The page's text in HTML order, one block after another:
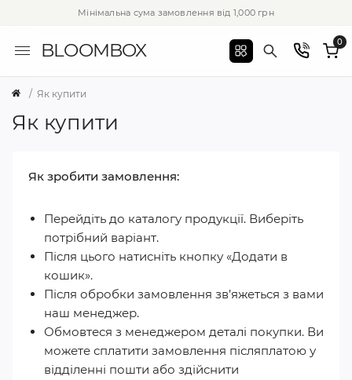
Мінімальна сума замовлення від 1,000 грн
BLOOMBOX 0
Як купити
Як купити
Як зробити замовлення:
Перейдіть до каталогу продукції. Виберіть
потрібний варіант.
Після цього натисніть кнопку «Додати в
кошик».
Після обробки замовлення зв’яжеться з вами
наш менеджер.
Обмовтеся з менеджером деталі покупки. Ви
можете сплатити замовлення післяплатою у
відділенні пошти або здійснити